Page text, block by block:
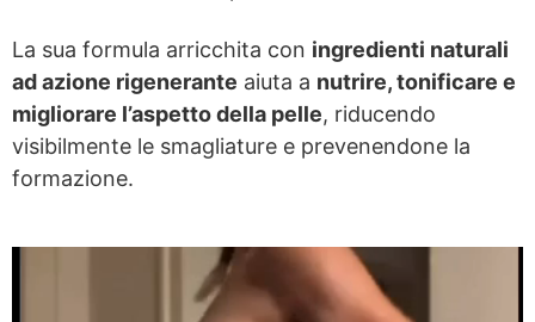
La sua formula arricchita con ingredienti naturali
ad azione rigenerante aiuta a nutrire, tonificare e
migliorare l’aspetto della pelle, riducendo
visibilmente le smagliature e prevenendone la
formazione.